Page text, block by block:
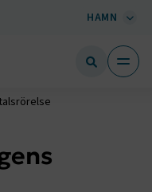
HAMN